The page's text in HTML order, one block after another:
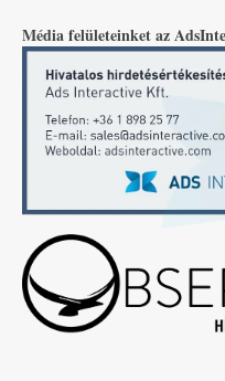
Média felületeinket az